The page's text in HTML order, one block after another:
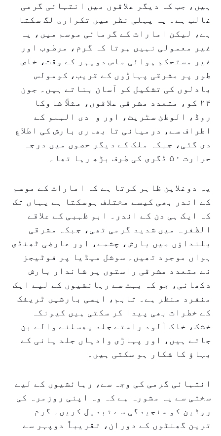
ہیں، جب کہ دیگر علاقوں میں انتہائی گرمی
غالب ہے۔ یہ پہلی نظر میں تکراری لگ سکتا
ہے، لیکن امارات کے گرمائی موسم میں، یہ
غیر معمولی نہیں ہوتا کہ گرم، مرطوب اور
غیر مستحکم ہوائی ماس دوپہر کے وقت، خاص
طور پر مشرقی پہاڑوں کے قریب، کومولس
بادلوں کی تشکیل کو آسان بناتے ہیں۔ جون
۲۴ کو، متعدد مشرقی علاقوں، مثلاً شاوکا
روڈ، الوطن سٹریٹ، اور وادی الہلو کے
اطراف سے، درمیانی تا بھاری بارش کی اطلاع
دی گئی، جبکہ ملک کے دیگر حصوں میں درجہ
حرارت ۵۰ ڈگری کی طرف بڑھ رہا تھا۔
یہ دوغلاپن ظاہر کرتا ہے کہ امارات کے موسم
کے اندر بھی کیسے مختلف ہوسکتا ہے یہاں تک
کہ ایک ہی دن کے اندر۔ ابو ظہبی کے علاقے
الظفرہ میں شدید گرمی تھی، جبکہ مشرقی
بلنداؤں میں بارش، چشمے، اور عارضی ٹھنڈی
ہواں موجود تھیں۔ سوشل میڈیا پر فوٹیجز
نے متعدد مشرقی راستوں پر شاندار بارش
دکھائی، جو کہ بہت سے رہائشیوں کے لیے ایک
منفرد منظر ہے۔ تاہم، ایسی بارشیں ٹریفک
کے خطرات بھی پیدا کر سکتی ہیں کیونکہ
خشک، خاک آلود راستے جلد پھسلنے والے بن
جاتے ہیں، اور پہاڑی وادیاں جلد پانی کے
بہاؤ کا شکار ہو سکتی ہیں۔
انتہائی گرمی کی وجہ سے، رہائشیوں کے لیے
سختی سے یہ مشورہ ہے کہ وہ اپنی روزمرہ کی
روٹین کو سنجیدگی سے تبدیل کریں۔ گرم
ترین گھنٹوں کے دوران، تقریباً دوپہر سے